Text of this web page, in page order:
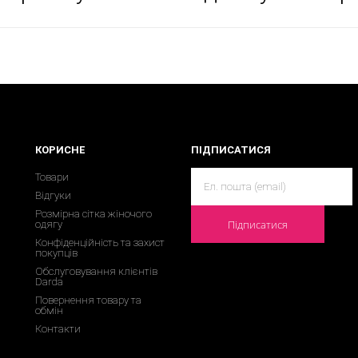
КОРИСНЕ
Товари
Відгуки
Розмірна сітка жіночого
одягу
Конфіденційність та захист
покупців
Обслуговування клієнтів
Darda
Повернення товару та
обмін
Контакти
ПІДПИСАТИСЯ
Підписатися